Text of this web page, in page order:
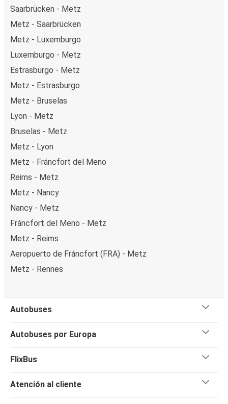
Saarbrücken - Metz
Metz - Saarbrücken
Metz - Luxemburgo
Luxemburgo - Metz
Estrasburgo - Metz
Metz - Estrasburgo
Metz - Bruselas
Lyon - Metz
Bruselas - Metz
Metz - Lyon
Metz - Fráncfort del Meno
Reims - Metz
Metz - Nancy
Nancy - Metz
Fráncfort del Meno - Metz
Metz - Reims
Aeropuerto de Fráncfort (FRA) - Metz
Metz - Rennes
Autobuses
Autobuses por Europa
FlixBus
Atención al cliente